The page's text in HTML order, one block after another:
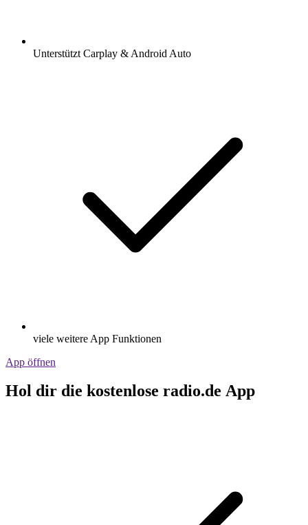
Unterstützt Carplay & Android Auto
viele weitere App Funktionen
App öffnen
Hol dir die kostenlose radio.de App